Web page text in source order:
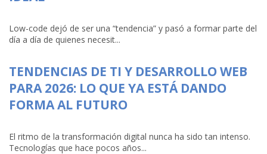
Low-code dejó de ser una “tendencia” y pasó a formar parte del
día a día de quienes necesit...
TENDENCIAS DE TI Y DESARROLLO WEB
PARA 2026: LO QUE YA ESTÁ DANDO
FORMA AL FUTURO
El ritmo de la transformación digital nunca ha sido tan intenso.
Tecnologías que hace pocos años...